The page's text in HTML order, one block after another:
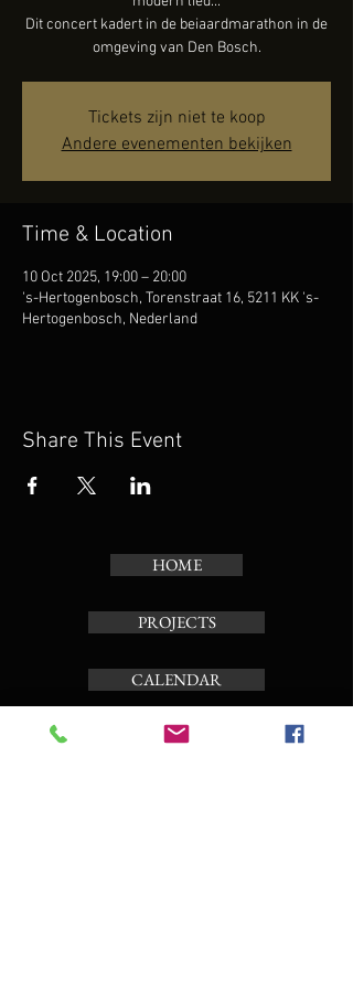
Dit concert kadert in de beiaardmarathon in de
omgeving van Den Bosch.
Tickets zijn niet te koop
Andere evenementen bekijken
Time & Location
10 Oct 2025, 19:00 – 20:00
's-Hertogenbosch, Torenstraat 16, 5211 KK 's-
Hertogenbosch, Nederland
Share This Event
HOME
PROJECTS
CALENDAR
TOUR CARILLON